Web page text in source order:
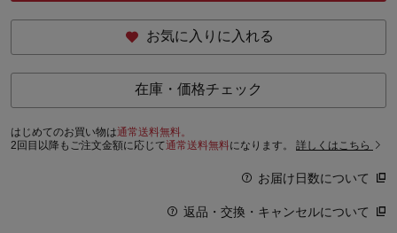
お気に入りに入れる
在庫・価格チェック
はじめてのお買い物は通常送料無料。
2回目以降もご注文金額に応じて通常送料無料になります。 詳しくはこちら
お届け日数について
返品・交換・キャンセルについて